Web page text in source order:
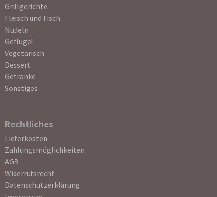
Grillgerichte
Fleisch und Fisch
Nudeln
Geflügel
Vegetarisch
Dessert
Getränke
Sonstiges
Rechtliches
Navigation
überspringen
Lieferkosten
Zahlungsmöglichkeiten
AGB
Widerrufsrecht
Datenschutzerklärung